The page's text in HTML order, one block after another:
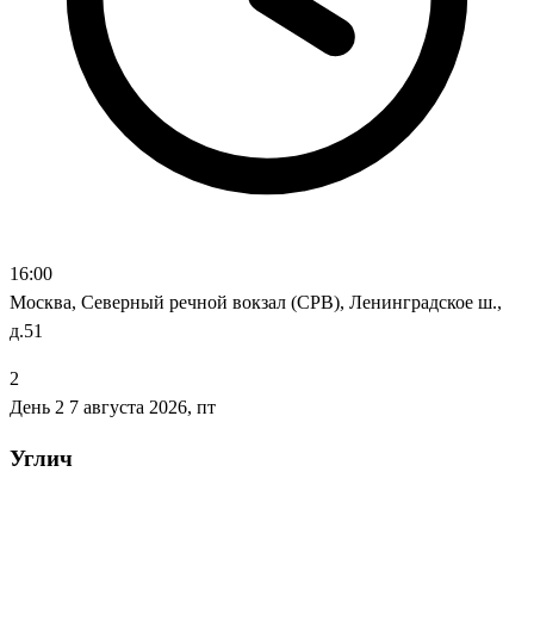
16:00
Москва, Северный речной вокзал (СРВ), Ленинградское ш.,
д.51
2
День 2 7 августа 2026, пт
Углич